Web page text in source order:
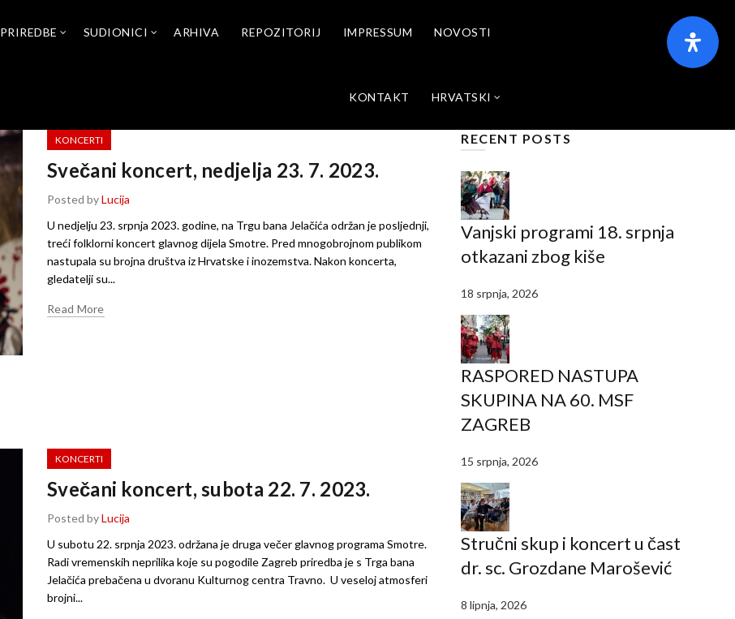
PRIREDBE SUDIONICI ARHIVA REPOZITORIJ IMPRESSUM NOVOSTI
KONTAKT HRVATSKI
KONCERTI
Svečani koncert, nedjelja 23. 7. 2023.
Posted byLucija
U nedjelju 23. srpnja 2023. godine, na Trgu bana Jelačića održan je posljednji,
treći folklorni koncert glavnog dijela Smotre. Pred mnogobrojnom publikom
nastupala su brojna društva iz Hrvatske i inozemstva. Nakon koncerta,
gledatelji su...
Read More
KONCERTI
Svečani koncert, subota 22. 7. 2023.
Posted byLucija
U subotu 22. srpnja 2023. održana je druga večer glavnog programa Smotre.
Radi vremenskih neprilika koje su pogodile Zagreb priredba je s Trga bana
Jelačića prebačena u dvoranu Kulturnog centra Travno. U veseloj atmosferi
brojni...
RECENT POSTS
Vanjski programi 18. srpnja
otkazani zbog kiše
18 srpnja, 2026
RASPORED NASTUPA
SKUPINA NA 60. MSF
ZAGREB
15 srpnja, 2026
Stručni skup i koncert u čast
dr. sc. Grozdane Marošević
8 lipnja, 2026